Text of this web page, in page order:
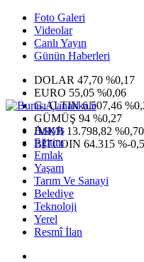
Foto Galeri
Videolar
Canlı Yayın
Günün Haberleri
DOLAR 47,70 %0,17
EURO 55,05 %0,06
G.ALTIN6.507,46
GÜMÜŞ 94 %0,27
IMKB 13.798,82 %0,70
BITCOIN 64.315 %-
Asayiş
Eğitim
Emlak
Yaşam
Tarım Ve Sanayi
Belediye
Teknoloji
Yerel
Resmî İlan